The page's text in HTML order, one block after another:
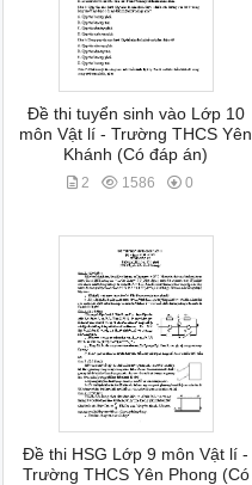
Đề thi tuyển sinh vào Lớp 10
môn Vật lí - Trường THCS Yên
Khánh (Có đáp án)
2 1586 0
Đề thi HSG Lớp 9 môn Vật lí -
Trường THCS Yên Phong (Có